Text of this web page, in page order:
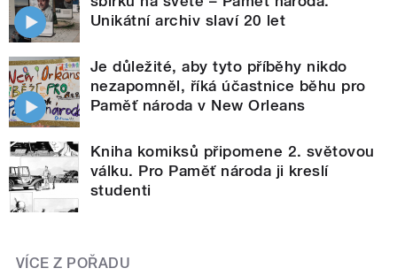
Unikátní archiv slaví 20 let
Je důležité, aby tyto příběhy nikdo
nezapomněl, říká účastnice běhu pro
Paměť národa v New Orleans
Kniha komiksů připomene 2. světovou
válku. Pro Paměť národa ji kreslí
studenti
VÍCE Z POŘADU